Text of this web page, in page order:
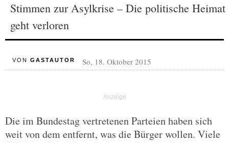
Stimmen zur Asylkrise – Die politische Heimat
geht verloren
VON GASTAUTOR So, 18. Oktober 2015
Die im Bundestag vertretenen Parteien haben sich
weit von dem entfernt, was die Bürger wollen. Viele